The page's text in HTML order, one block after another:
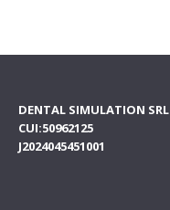
DENTAL SIMULATION SRL
CUI:50962125
J2024045451001